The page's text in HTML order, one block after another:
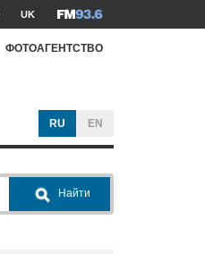
UK
ФОТОАГЕНТСТВО
RU EN
Найти